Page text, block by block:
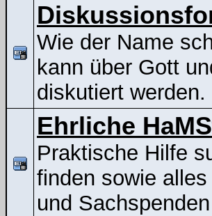
Wie der Name
kann über Gott
diskutiert werden.
Ehrliche
Praktische Hilfe
finden sowie
und Sachspenden